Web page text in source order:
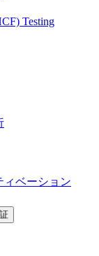
Testing
ィベーション